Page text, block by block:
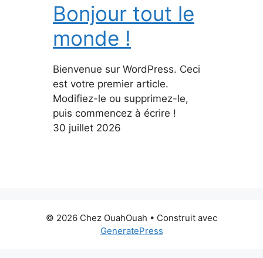
Bonjour tout le
monde !
Bienvenue sur WordPress. Ceci
est votre premier article.
Modifiez-le ou supprimez-le,
puis commencez à écrire !
30 juillet 2026
© 2026 Chez OuahOuah • Construit avec
GeneratePress